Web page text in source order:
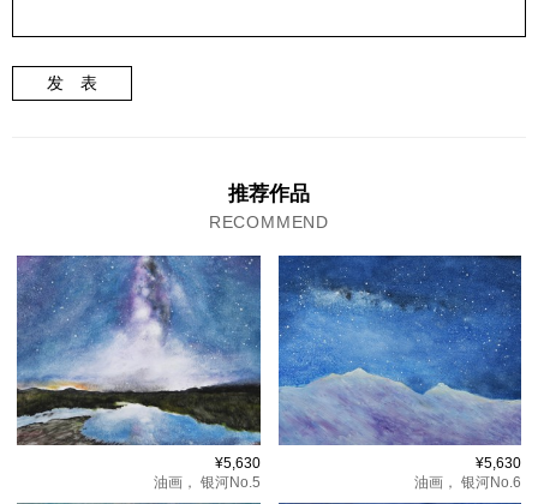
发 表
推荐作品
RECOMMEND
¥5,630
油画， 银河No.5
¥5,630
油画， 银河No.6